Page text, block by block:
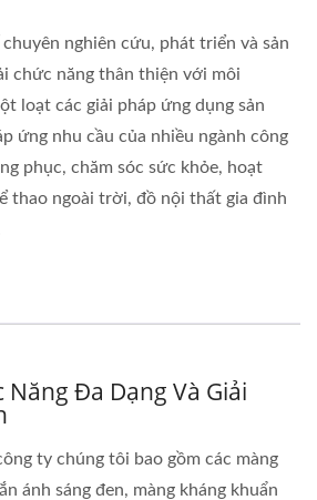
nghiên cứu, phát triển và sản
chức năng thân thiện với môi
loạt các giải pháp ứng dụng sản
ứng nhu cầu của nhiều ngành công
phục, chăm sóc sức khỏe, hoạt
thao ngoài trời, đồ nội thất gia đình
Năng Đa Dạng Và Giải
ty chúng tôi bao gồm các màng
ánh sáng đen, màng kháng khuẩn